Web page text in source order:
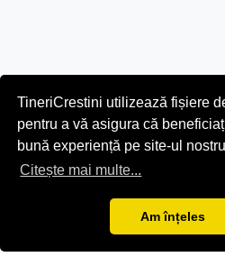
TineriCrestini utilizează fișiere
pentru a vă asigura că
bună experiență pe site-ul
Citește mai multe...
Am înțeles